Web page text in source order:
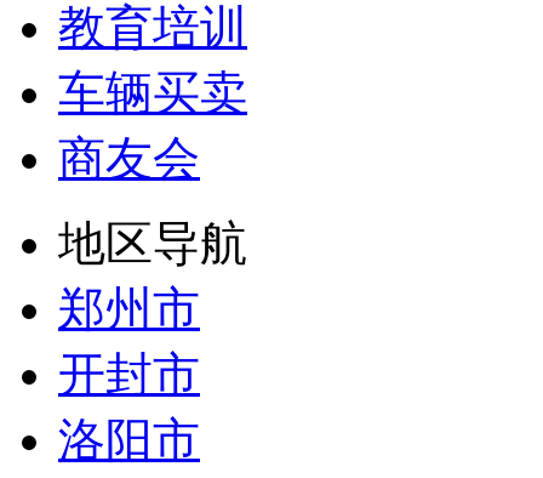
教育培训
车辆买卖
商友会
地区导航
郑州市
开封市
洛阳市